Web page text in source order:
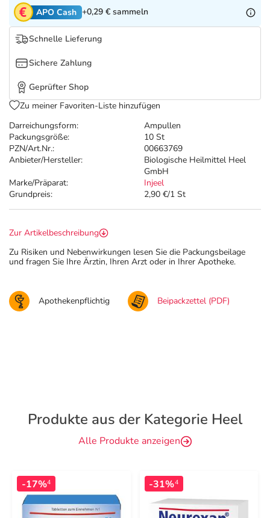
Tierapotheke
Vitamine & Mineralstoffe
Marken
Salus Deals
Darreichungsform:
Ampullen
Packungsgröße:
10 St
PZN/Art.Nr.:
00663769
Anbieter/Hersteller:
Biologische Heilmittel Heel
GmbH
Marke/Präparat:
Injeel
Grundpreis:
2,90 €/1 St
APO Cash +0,29 € sammeln
Schnelle Lieferung
Sichere Zahlung
Geprüfter Shop
Zu meiner Favoriten-Liste hinzufügen
Zur Artikelbeschreibung
Zu Risiken und Nebenwirkungen lesen Sie die Packungsbeilage
und fragen Sie Ihre Ärztin, Ihren Arzt oder in Ihrer Apotheke.
Apothekenpflichtig Beipackzettel (PDF)
Produkte aus der Kategorie Heel
Alle Produkte anzeigen
-17%4 -31%4